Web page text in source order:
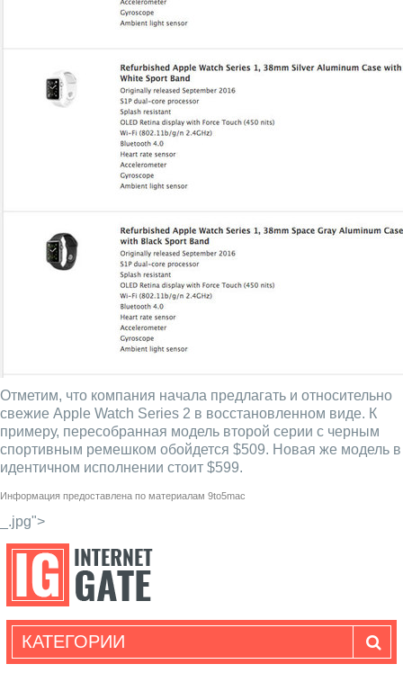
Отметим, что компания начала предлагать и относительно
свежие Apple Watch Series 2 в восстановленном виде. К
примеру, пересобранная модель второй серии с черным
спортивным ремешком обойдется $509. Новая же модель в
идентичном исполнении стоит $599.
Информация предоставлена по материалам 9to5mac
_.jpg">
КАТЕГОРИИ